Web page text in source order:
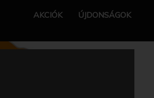
AKCIÓK ÚJDONSÁGOK